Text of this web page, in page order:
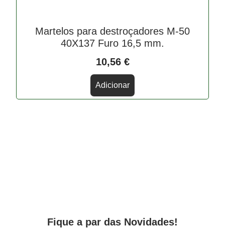
Martelos para destroçadores M-50
40X137 Furo 16,5 mm.
10,56 €
Adicionar
Fique a par das Novidades!